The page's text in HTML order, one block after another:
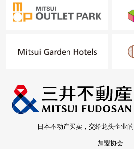
日本不动产买卖，交给龙头企业
加盟协会